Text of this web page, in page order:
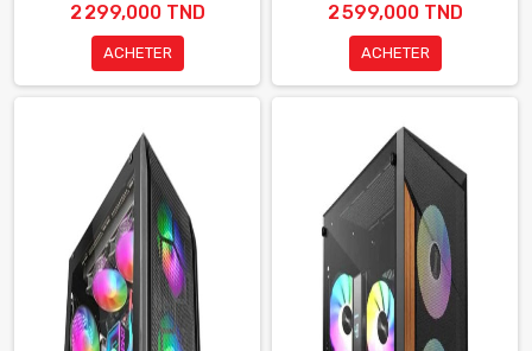
2 299,000 TND
ACHETER
2 599,000 TND
ACHETER